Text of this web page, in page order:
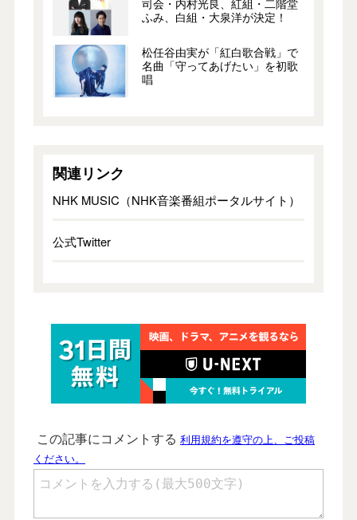
ふみ、白組・大泉洋が決定！
松任谷由実が「紅白歌合戦」で
名曲「守ってあげたい」を初歌
唱
関連リンク
NHK MUSIC（NHK音楽番組ポータルサイト）
公式Twitter